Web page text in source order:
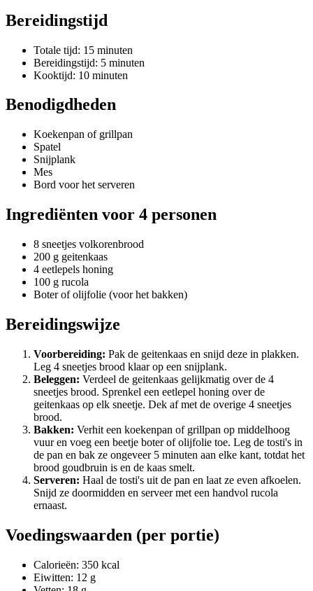
Bereidingstijd
Totale tijd: 15 minuten
Bereidingstijd: 5 minuten
Kooktijd: 10 minuten
Benodigdheden
Koekenpan of grillpan
Spatel
Snijplank
Mes
Bord voor het serveren
Ingrediënten voor 4 personen
8 sneetjes volkorenbrood
200 g geitenkaas
4 eetlepels honing
100 g rucola
Boter of olijfolie (voor het bakken)
Bereidingswijze
Voorbereiding: Pak de geitenkaas en snijd deze in plakken.
Leg 4 sneetjes brood klaar op een snijplank.
Beleggen: Verdeel de geitenkaas gelijkmatig over de 4
sneetjes brood. Sprenkel een eetlepel honing over de
geitenkaas op elk sneetje. Dek af met de overige 4 sneetjes
brood.
Bakken: Verhit een koekenpan of grillpan op middelhoog
vuur en voeg een beetje boter of olijfolie toe. Leg de tosti's in
de pan en bak ze ongeveer 5 minuten aan elke kant, totdat het
brood goudbruin is en de kaas smelt.
Serveren: Haal de tosti's uit de pan en laat ze even afkoelen.
Snijd ze doormidden en serveer met een handvol rucola
ernaast.
Voedingswaarden (per portie)
Calorieën: 350 kcal
Eiwitten: 12 g